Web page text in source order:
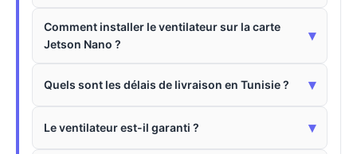
Comment installer le ventilateur sur la carte
Jetson Nano ?
▾
Quels sont les délais de livraison en Tunisie ? ▾
Le ventilateur est-il garanti ? ▾